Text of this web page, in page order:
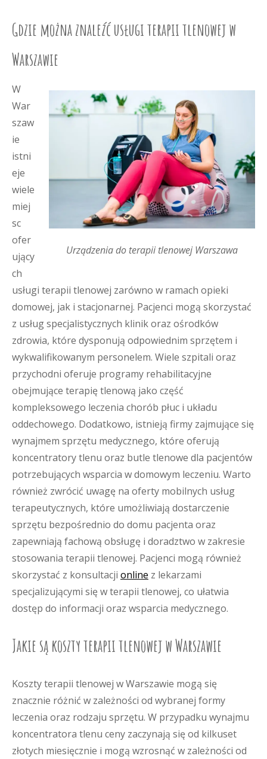
Gdzie można znaleźć usługi terapii tlenowej w
Warszawie
Urządzenia do terapii tlenowej Warszawa
W
War
szaw
ie
istni
eje
wiele
miej
sc
ofer
ujący
ch
usługi terapii tlenowej zarówno w ramach opieki
domowej, jak i stacjonarnej. Pacjenci mogą skorzystać
z usług specjalistycznych klinik oraz ośrodków
zdrowia, które dysponują odpowiednim sprzętem i
wykwalifikowanym personelem. Wiele szpitali oraz
przychodni oferuje programy rehabilitacyjne
obejmujące terapię tlenową jako część
kompleksowego leczenia chorób płuc i układu
oddechowego. Dodatkowo, istnieją firmy zajmujące się
wynajmem sprzętu medycznego, które oferują
koncentratory tlenu oraz butle tlenowe dla pacjentów
potrzebujących wsparcia w domowym leczeniu. Warto
również zwrócić uwagę na oferty mobilnych usług
terapeutycznych, które umożliwiają dostarczenie
sprzętu bezpośrednio do domu pacjenta oraz
zapewniają fachową obsługę i doradztwo w zakresie
stosowania terapii tlenowej. Pacjenci mogą również
skorzystać z konsultacji online z lekarzami
specjalizującymi się w terapii tlenowej, co ułatwia
dostęp do informacji oraz wsparcia medycznego.
Jakie są koszty terapii tlenowej w Warszawie
Koszty terapii tlenowej w Warszawie mogą się
znacznie różnić w zależności od wybranej formy
leczenia oraz rodzaju sprzętu. W przypadku wynajmu
koncentratora tlenu ceny zaczynają się od kilkuset
złotych miesięcznie i mogą wzrosnąć w zależności od